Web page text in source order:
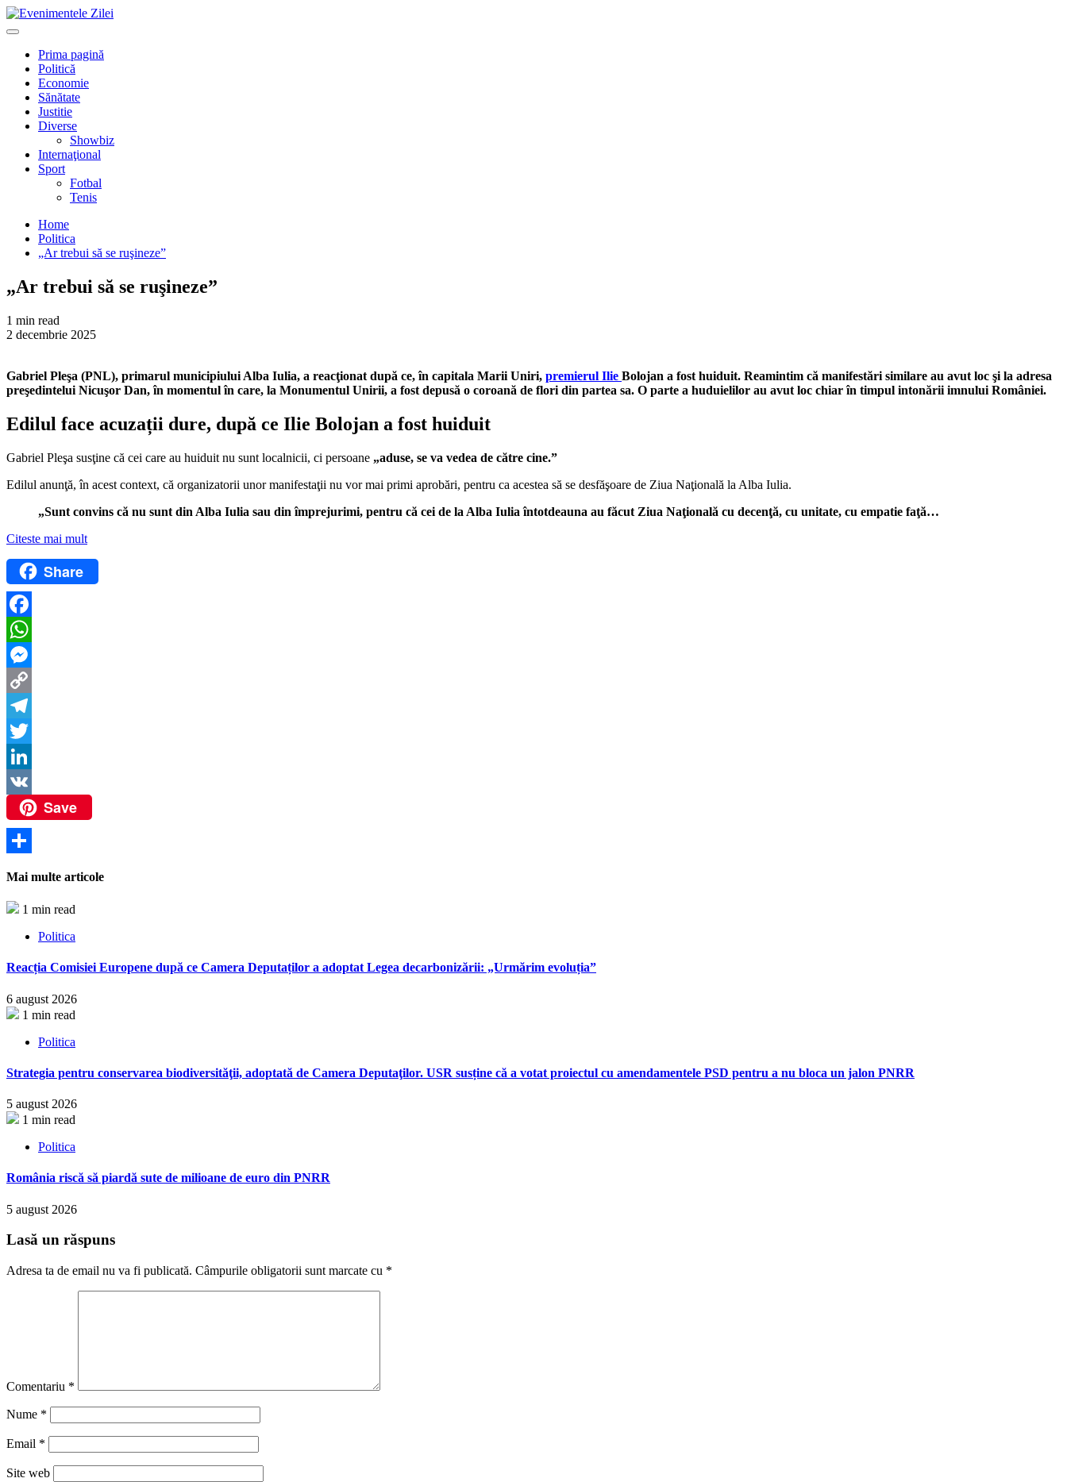
Mergi
la
Primary
Prima pagină
Politică
Economie
Sănătate
Justitie
Diverse
Showbiz
Internaţional
Sport
Fotbal
Tenis
Home
Politica
„Ar trebui să se ruşineze”
„Ar trebui să se ruşineze”
1 min read
2 decembrie 2025
Gabriel Pleşa (PNL), primarul municipiului Alba Iulia, a reacţionat după ce,în capitala Marii Uniri, premierul Ilie Bolojan a fost huiduit. Reamintim că manifestări similare au avut loc şi la adresa
preşedintelui Nicuşor Dan,în momentul în care, la Monumentul Unirii, a fost depusă o coroană de flori din partea sa. O parte a huduielilor au avut loc chiarîn timpul intonării imnului României.
Edilul face acuzații dure, după ce Ilie Bolojan a fost huiduit
Gabriel Pleşa susţine că cei care au huiduit nu sunt localnicii, ci persoane „aduse, se va vedea de către cine.”
Edilul anunţă, în acest context, că organizatorii unormanifestaţii nu vor mai primi aprobări, pentru ca acestea să se desfăşoare de Ziua Naţională la Alba Iulia.
„Sunt convins că nu sunt din Alba Iulia sau dinîmprejurimi, pentru că cei de la Alba Iuliaîntotdeauna au făcut Ziua Naţională cu decenţă, cu unitate, cu empatie faţă…
Citeste mai mult
Share
Facebook
WhatsApp
Messenger
Copy
Link
Telegram
Twitter
LinkedIn
VK
Save
Mai multe articole
1 min read
Politica
Reacția Comisiei Europene după ce Camera Deputaților a adoptat Legea decarbonizării: „Urmărim evoluția”
6 august 2026
1 min read
Politica
Strategia pentru conservarea biodiversităţii, adoptată de Camera Deputaţilor. USR susține că a votat proiectul cu amendamentele PSD pentru a nu bloca un jalon PNRR
5 august 2026
1 min read
Politica
România riscă să piardă sute de milioane de euro din PNRR
5 august 2026
Lasă un răspuns
Adresa ta de email nu va fi publicată. Câmpurile obligatorii sunt marcate cu *
Comentariu *
Nume *
Email *
Site web